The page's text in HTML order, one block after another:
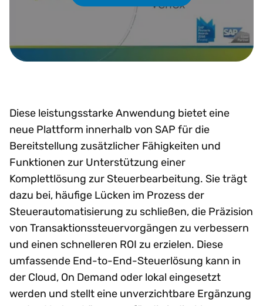
Diese leistungsstarke Anwendung bietet eine
neue Plattform innerhalb von SAP für die
Bereitstellung zusätzlicher Fähigkeiten und
Funktionen zur Unterstützung einer
Komplettlösung zur Steuerbearbeitung. Sie trägt
dazu bei, häufige Lücken im Prozess der
Steuerautomatisierung zu schließen, die Präzision
von Transaktionssteuervorgängen zu verbessern
und einen schnelleren ROI zu erzielen. Diese
umfassende End-to-End-Steuerlösung kann in
der Cloud, On Demand oder lokal eingesetzt
werden und stellt eine unverzichtbare Ergänzung